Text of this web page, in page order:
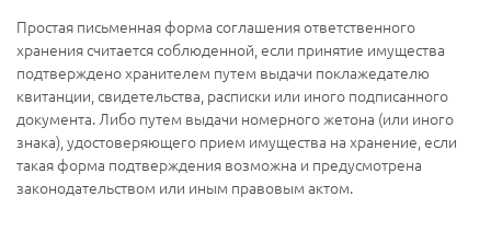
Простая письменная форма соглашения ответственного
хранения считается соблюденной, если принятие имущества
подтверждено хранителем путем выдачи поклажедателю
квитанции, свидетельства, расписки или иного подписанного
документа. Либо путем выдачи номерного жетона (или иного
знака), удостоверяющего прием имущества на хранение, если
такая форма подтверждения возможна и предусмотрена
законодательством или иным правовым актом.